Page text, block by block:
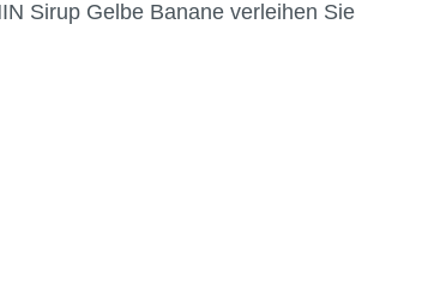
Sirup Gelbe Banane verleihen Sie